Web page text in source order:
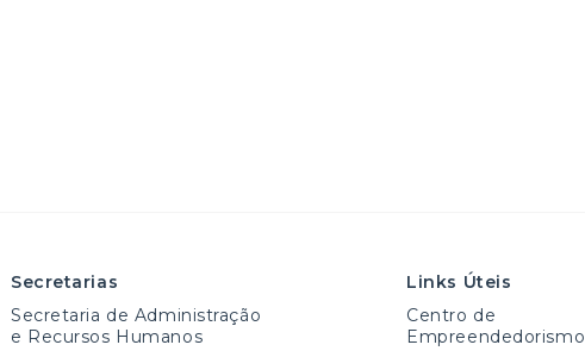
Secretarias
Secretaria de Administração
e Recursos Humanos
Links Úteis
Centro de
Empreendedorismo